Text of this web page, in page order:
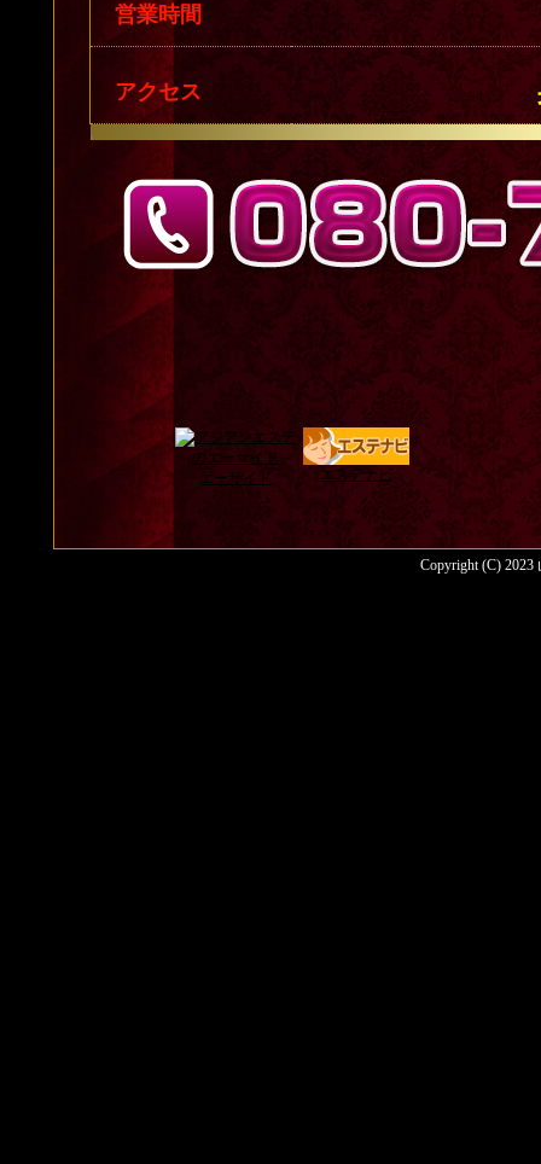
営業時間
アクセス
エーサイド エステナビ
Copyright (C)